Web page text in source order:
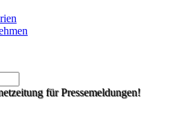
für Pressemeldungen!